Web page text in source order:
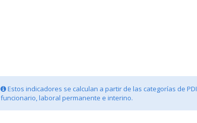
Estos indicadores se calculan a partir de las categorías de PDI
funcionario, laboral permanente e interino.